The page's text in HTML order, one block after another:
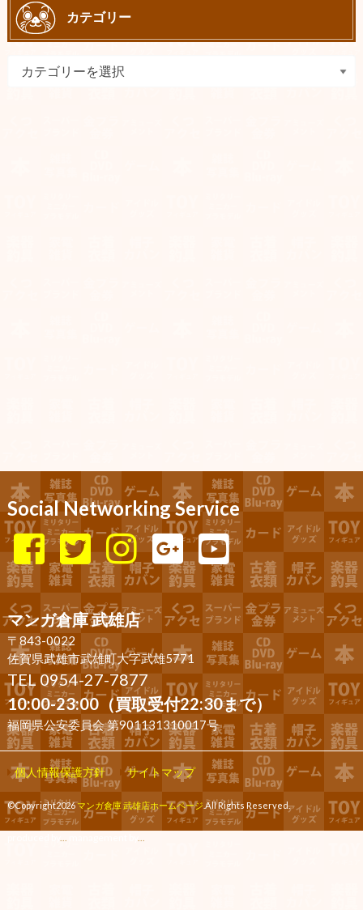
カテゴリー
Social Networking Service
マンガ倉庫 武雄店
〒843-0022
佐賀県武雄市武雄町大字武雄5771
TEL 0954-27-7877
10:00-23:00（買取受付22:30まで）
福岡県公安委員会 第901131310017号
個人情報保護方針 サイトマップ
©Copyright2026マンガ倉庫 武雄店ホームページ .All Rights Reserved.